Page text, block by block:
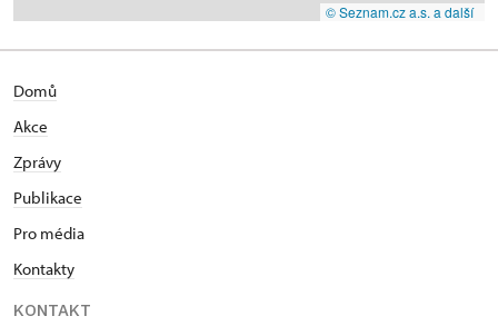
© Seznam.cz a.s. a další
Domů
Akce
Zprávy
Publikace
Pro média
Kontakty
KONTAKT